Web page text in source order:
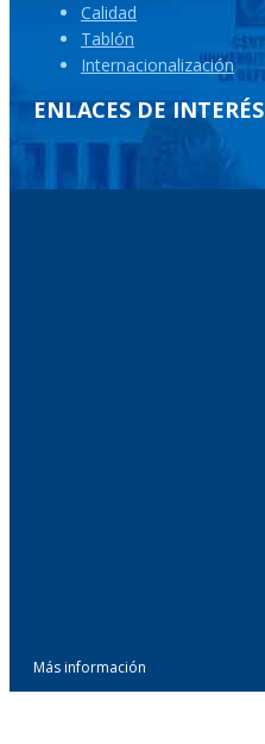
Calidad
Tablón
Internacionalización
ENLACES DE INTERÉS
Más información